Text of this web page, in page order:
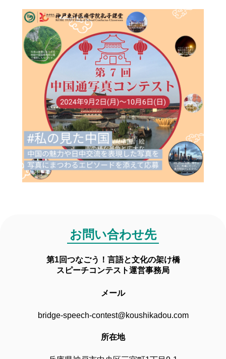
課題文3題の内1つを事前に選択して暗唱または朗読。（制限時間2分30秒）
予選の内容
選択した本選と同じ課題文を朗読した動画を提出頂き、その動画にて審査し
本選出場人数
課題朗読部門（発展の部）と合わせて15名（予定）
部門毎に分かれて表彰されます。
課題朗読部門（発展の部）
参加資格
課題文3題の内1つを事前に選択して暗唱または朗読（制限時間2分30秒）
予選の内容
部門毎に分かれて表彰されます。
文章発表する際の抑揚の付け方など表現力を評価します。
文章内容（創作スピーチ部門）
文章の内容を評価します。本選の内容は大きく内容を変えなければ予選後に
加筆しても構いません。
時間配分
一礼から一礼までの時間を測定し、規程時間との差によって点数が付けられ
暗唱（課題朗読部門（共通））
原稿を持ち込まなかったり、暗唱したりすると加点されます。
予選
スピーチの朗読を行った動画を撮影して頂き、その動画をもとに下記の配分
に従い50点満点で評価します。
聞き取り易さ
本選
学校名と名前を呼ばれましたら舞台に登壇してください。一礼後に中国語で
ご自身の名前と発表する文章のタイトルを述べてから、本文の暗唱を開始し
てください。暗唱が終わりましたら、一礼をして舞台袖より退場してくださ
い。（課題朗読部門（共通）につきましては暗唱ではなく朗読でも可能で
発表時のパフォーマンス内容（本選）
発表中のパフォーマンスは以下のものが認められています。
・ジェスチャーなど、体の動きを取り入れたもの
・小道具などの使用
※小道具にスピーチの内容の書き込み等はできません。
※会場への事前搬入が必要なもの、会場設備を使用する必要があるもの、発
表者自身で持ち運びができないもの、会場を汚す・傷つける恐れのあるも
の、危険物等は使用できません。
・衣装等の着用
審査員
予選
お問い合わせ先
第1回つなごう！言語と文化の架け橋
スピーチコンテスト運営事務局
メール
bridge-speech-contest@koushikadou.com
所在地